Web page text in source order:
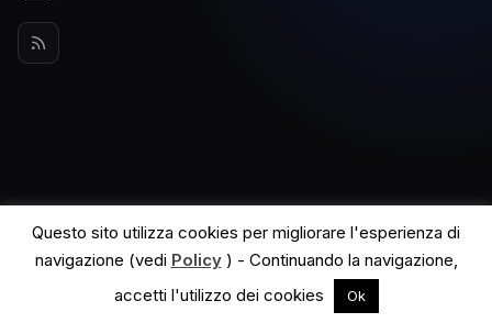
© 2026 I migliori article marketing. All rights reserved.
MyWiki WordPress Theme
Questo sito utilizza cookies per migliorare l'esperienza di
navigazione (vedi Policy) - Continuando la navigazione,
accetti l'utilizzo dei cookies
Ok